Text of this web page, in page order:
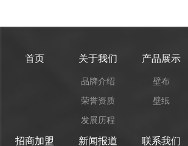
首页 关于我们
品牌介绍
荣誉资质
发展历程
产品展示
壁布
壁纸
招商加盟 新闻报道 联系我们